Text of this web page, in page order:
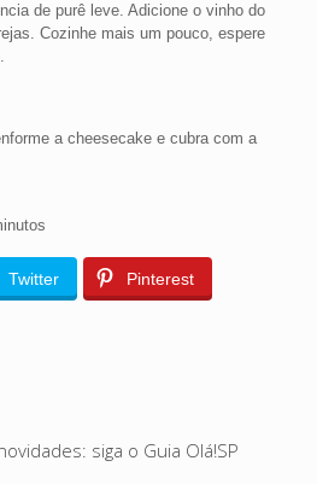
de purê leve. Adicione o vinho do
Cozinhe mais um pouco, espere
a cheesecake e cubra com a
Twitter Pinterest
siga o Guia Olá!SP